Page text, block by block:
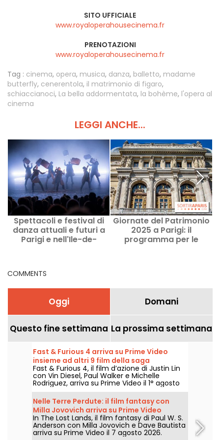
SITO UFFICIALE
www.royaloperahousecinema.fr
PRENOTAZIONI
www.royaloperahousecinema.fr
Tag : cinema, opera, musica, danza, balletto, madame
butterfly, cenerentola, il matrimonio di figaro,
schiaccianoci, La bella addormentata, la bohème, l'opera al
cinema
LEGGI ANCHE...
Spettacoli e festival di
danza attuali e futuri a
Parigi e nell'Ile-de-
Giornate del Patrimonio
2025 a Parigi: il
programma per le
COMMENTS
Oggi Domani
Questo fine settimana La prossima settimana
Fast & Furious 4 arriva su Prime Video
insieme ad altri 9 film della saga
Fast & Furious 4, il film d’azione di Justin Lin
con Vin Diesel, Paul Walker e Michelle
Rodriguez, arriva su Prime Video il 1° agosto
2026 insieme a diversi capitoli della saga.
Nelle Terre Perdute: il film fantasy con
Milla Jovovich arriva su Prime Video
In The Lost Lands, il film fantasy di Paul W. S.
Anderson con Milla Jovovich e Dave Bautista
arriva su Prime Video il 7 agosto 2026.